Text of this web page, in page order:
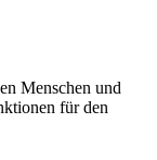
Menschen und
für den